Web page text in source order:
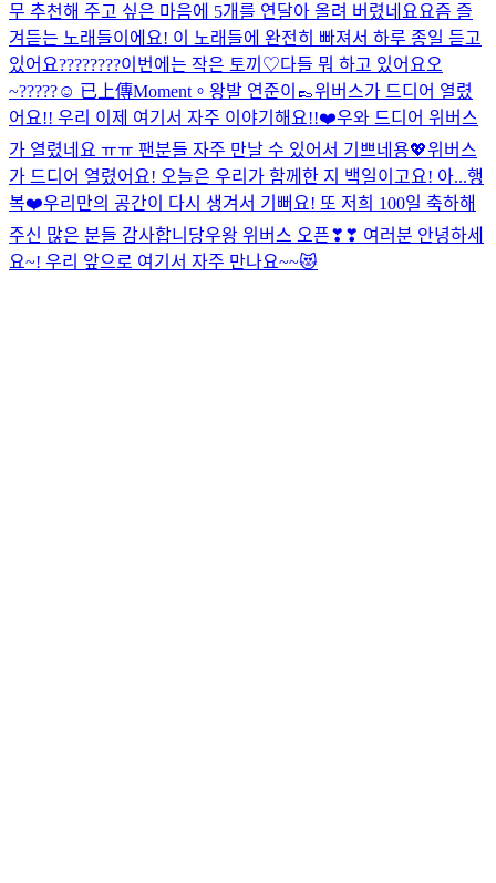
무 추천해 주고 싶은 마음에 5개를 연달아 올려 버렸네요 요즘 즐
겨듣는 노래들이에요! 이 노래들에 완전히 빠져서 하루 종일 듣고
있어요????????이번에는 작은 토끼♡다들 뭐 하고 있어요오
~?????☺️ 已上傳Moment。 왕발 연준이👞위버스가 드디어 열렸
어요!! 우리 이제 여기서 자주 이야기해요!!❤️우와 드디어 위버스
가 열렸네요 ㅠㅠ 팬분들 자주 만날 수 있어서 기쁘네용💖위버스
가 드디어 열렸어요! 오늘은 우리가 함께한 지 백일이고요! 아...행
복❤️우리만의 공간이 다시 생겨서 기뻐요! 또 저희 100일 축하해
주신 많은 분들 감사합니당우왕 위버스 오픈❣❣ 여러분 안녕하세
요~! 우리 앞으로 여기서 자주 만나요~~😻